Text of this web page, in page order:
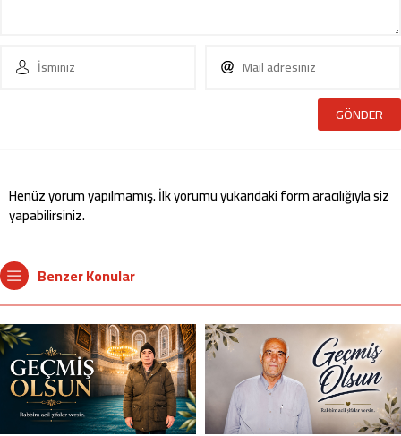
Henüz yorum yapılmamış. İlk yorumu yukarıdaki form aracılığıyla siz
yapabilirsiniz.
Benzer Konular